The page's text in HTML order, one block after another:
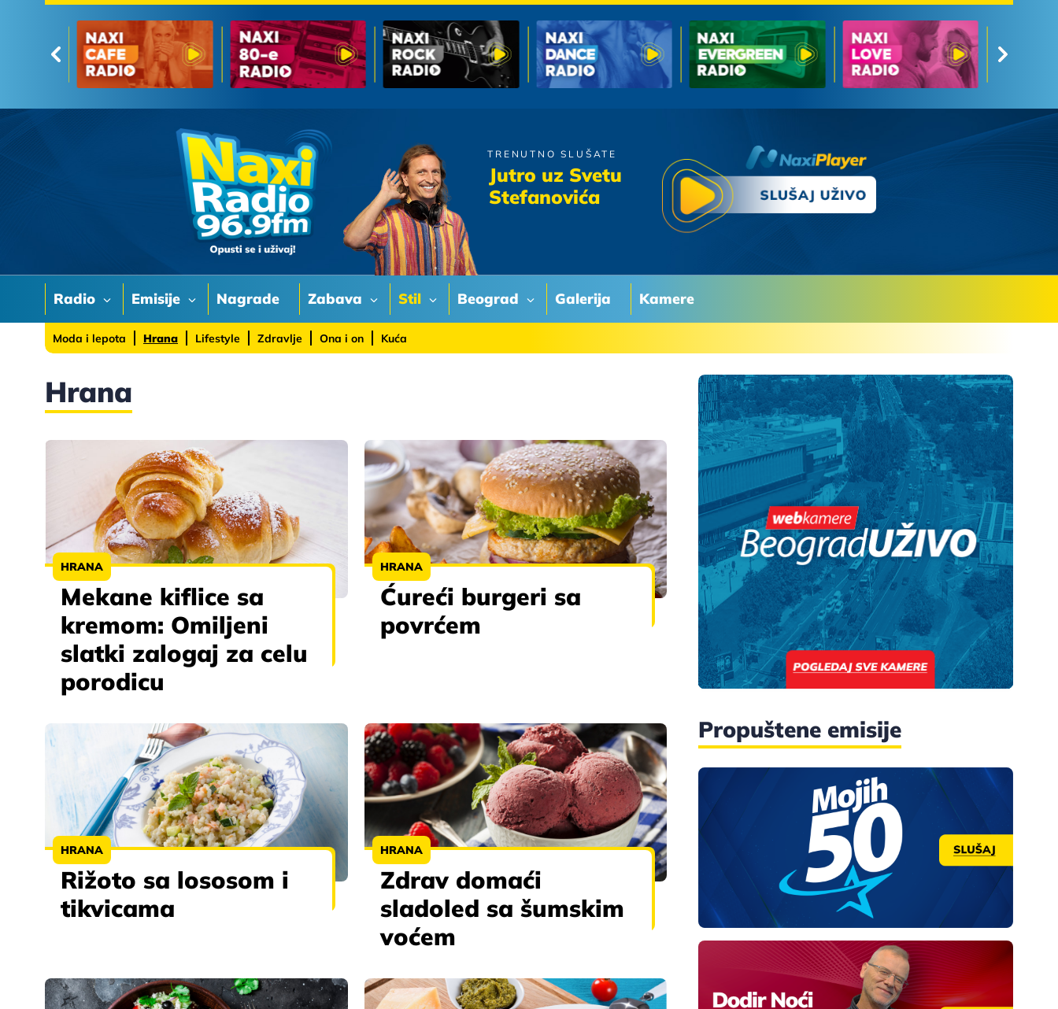
Radio Emisije Nagrade Zabava Stil
Moda i lepota Hrana Lifestyle Zdravlje Ona i on Kuća
Beograd Galerija Kamere
TRENUTNO SLUŠATE
Jutro uz Svetu
Stefanovića
Vlado Georgiev
Zbogom Ljubavi
Hrana
HRANA
Mekane kiflice sa
kremom: Omiljeni
slatki zalogaj za celu
porodicu
HRANA
Ćureći burgeri sa
povrćem
HRANA
Rižoto sa lososom i
tikvicama
HRANA
Zdrav domaći
sladoled sa šumskim
voćem
Propuštene emisije